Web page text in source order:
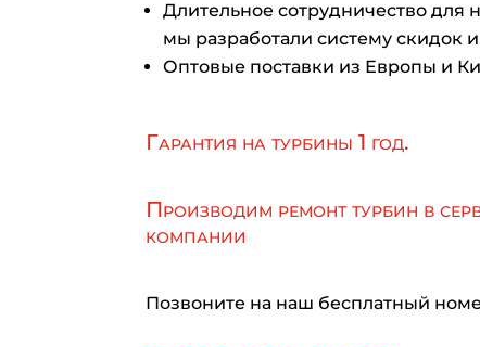
Длительное сотрудничество для
мы разработали систему скидок
Оптовые поставки из Европы и
Гарантия на турбины 1 год.
Производим ремонт турбин в
компании
Позвоните на наш бесплатный